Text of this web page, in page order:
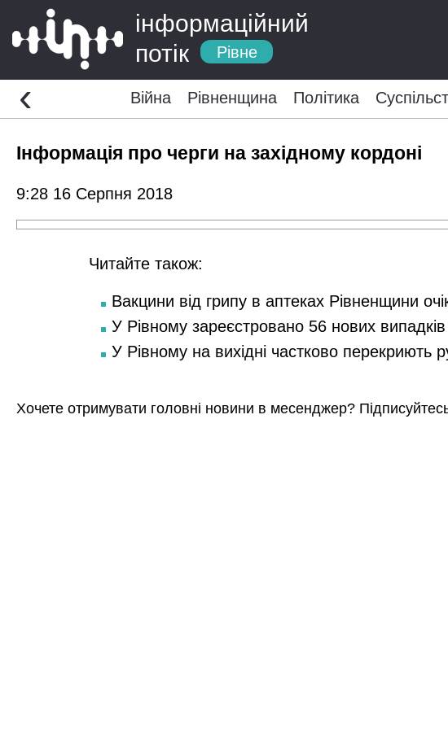
інформаційний
потік
Рівне
Війна Рівненщина Політика
‹
Інформація про черги на західному кордоні
9:28 16 Серпня 2018
Читайте також:
Вакцини від грипу в аптеках Рівненщини
У Рівному зареєстровано 56 нових
У Рівному на вихідні частково перекриють
Хочете отримувати головні новини в месенджер?